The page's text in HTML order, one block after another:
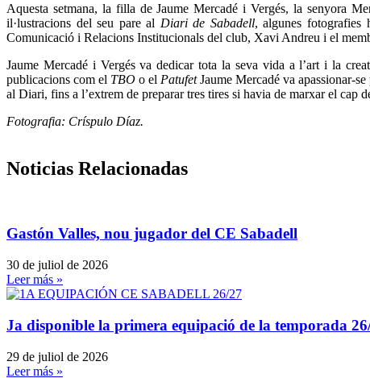
Aquesta setmana, la filla de Jaume Mercadé i Vergés, la senyora
il·lustracions del seu pare al Diari de Sabadell, algunes fotografies
Comunicació i Relacions Institucionals del club, Xavi Andreu i el
Jaume Mercadé i Vergés va dedicar tota la seva vida a l’art i la
publicacions com el TBO o el PatufetJaume Mercadé va apassionar-
al Diari, fins a l’extrem de preparar tres tires si havia de marxar el cap
Fotografia: Críspulo Díaz.
Noticias Relacionadas
Gastón Valles, nou jugador del CE Sabadell
30 de juliol de 2026
Leer más »
Ja disponible la primera equipació de la temporada
29 de juliol de 2026
Leer más »